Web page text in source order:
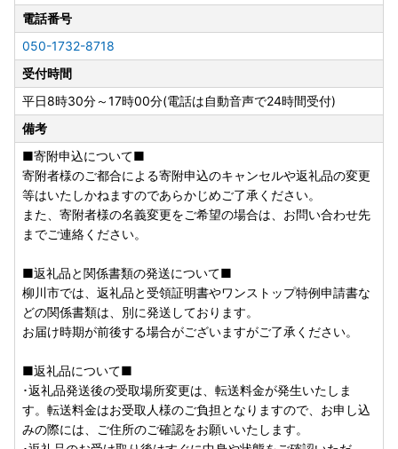
電話番号
050-1732-8718
受付時間
平日8時30分～17時00分(電話は自動音声で24時間受付)
備考
■寄附申込について■
寄附者様のご都合による寄附申込のキャンセルや返礼品の変更
等はいたしかねますのであらかじめご了承ください。
また、寄附者様の名義変更をご希望の場合は、お問い合わせ先
までご連絡ください。
■返礼品と関係書類の発送について■
柳川市では、返礼品と受領証明書やワンストップ特例申請書な
どの関係書類は、別に発送しております。
お届け時期が前後する場合がございますがご了承ください。
■返礼品について■
･返礼品発送後の受取場所変更は、転送料金が発生いたしま
す。転送料金はお受取人様のご負担となりますので、お申し込
みの際には、ご住所のご確認をお願いいたします。